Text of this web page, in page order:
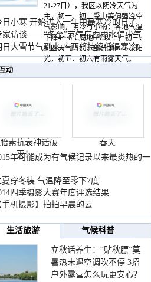
21-27日），我区以阴冷天气为
主，初一、初二受中等偏强冷空
气影响，阴冷有小雨，各地气温
下降4～6℃局地8℃以上，初三、
初四天气转好，部分地区可见阳
光，初五、初六有雨雾天气。
日小寒 开始进入一年中最寒冷的日子
家访谈——“冬至”节气广西雨水偏少气
低
日大雪节气到来 广西将持续低温寒冷
气
动
素抗衰神话破
灭！
春天
年可能成为有气候记录以来最炎热的一
夏穿冬装 气温降至零下7度
四季摄影大赛年度评选结果
手机摄影】拍拍早晨的云
生活旅游 气候科普
立秋话养生：“贴秋膘”莫
着急 先清暑再防燥
暑热未退空调吹不停 3招
护住肩颈不酸痛
户外露营怎么玩更安心？